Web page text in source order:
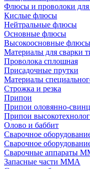
Флюсы и проволоки для
Кислые флюсы
Нейтральные флюсы
Основные флюсы
Высокоосновные флюсы
Материалы для сварки
Проволока сплошная
Присадочные прутки
Материалы
Строжка и резка
Припои
Припои оловянно-
Припои
Олово и баббит
Сварочное
Сварочное
Сварочные аппараты
Запасные части MMA